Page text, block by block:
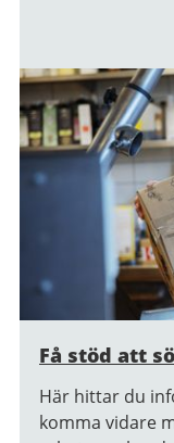
Få stöd att
Här hittar du
komma vidare